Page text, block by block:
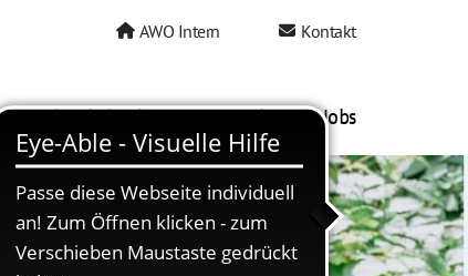
AWO Intern Kontakt
AWO als Arbeitgeber Mein AWO Jobs